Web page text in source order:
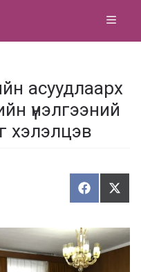
асуудлаарх
үнэлгээний
хэлэлцэв
Х
у
а
а
л
ц
Т
э
э
х